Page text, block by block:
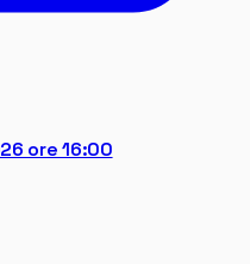
ore 16:00